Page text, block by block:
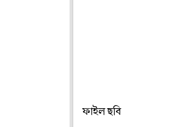
ফাইল ছবি